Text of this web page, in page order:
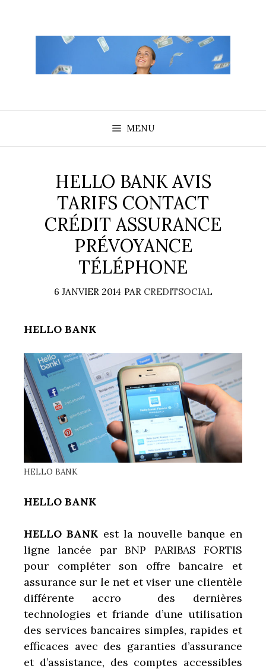
contenu
MENU
HELLO BANK AVIS
TARIFS CONTACT
CRÉDIT ASSURANCE
PRÉVOYANCE
TÉLÉPHONE
6 JANVIER 2014 PAR CREDITSOCIAL
HELLO BANK
HELLO BANK
HELLO BANK
HELLO BANK est la nouvelle banque en
ligne lancée par BNP PARIBAS FORTIS
pour compléter son offre bancaire et
assurance sur le net et viser une clientèle
différente accro des dernières
technologies et friande d’une utilisation
des services bancaires simples, rapides et
efficaces avec des garanties d’assurance
et d’assistance, des comptes accessibles